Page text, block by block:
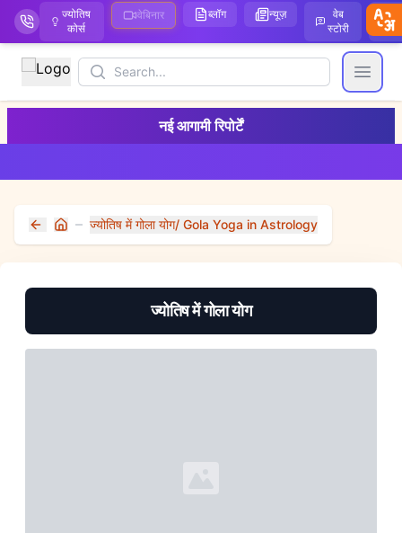
ज्योतिष
कोर्स
वेबिनार ब्लॉग न्यूज़
वेब
स्टोरी
Search
Open
नई आगामी रिपोर्टें
Home ज्योतिष में गोला योग/ Gola Yoga in Astrology
ज्योतिष में गोला योग